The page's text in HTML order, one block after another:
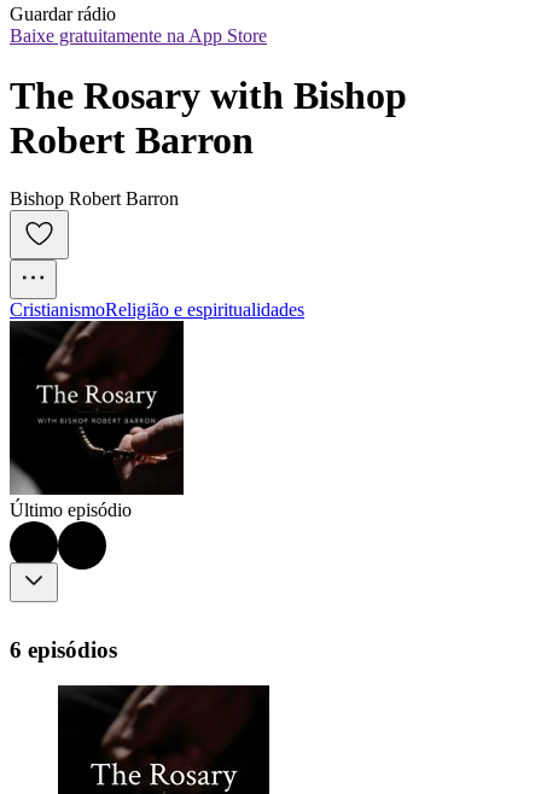
Guardar rádio
Baixe gratuitamente na App Store
The Rosary with Bishop
Robert Barron
Bishop Robert Barron
CristianismoReligião e espiritualidades
Último episódio
6 episódios